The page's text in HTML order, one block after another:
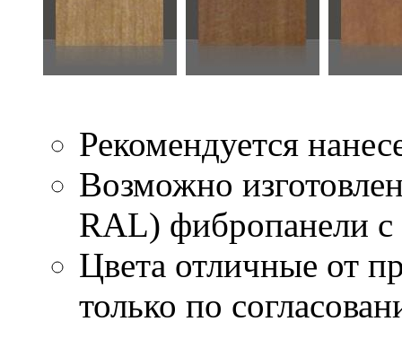
Рекомендуется
Возможно
RAL) фибропанели с
Цвета отличные от
только по